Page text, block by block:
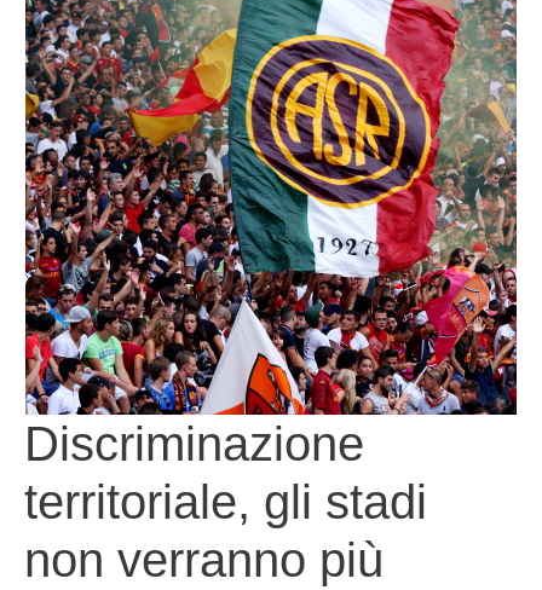
Discriminazione
territoriale, gli stadi
non verranno più